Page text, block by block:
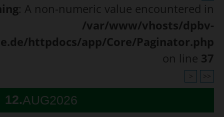
: A non-numeric value encountered in
/var/www/vhosts/dpbv-
httpdocs/app/Core/Paginator.php
on line 37
> >>
12 AUG2026